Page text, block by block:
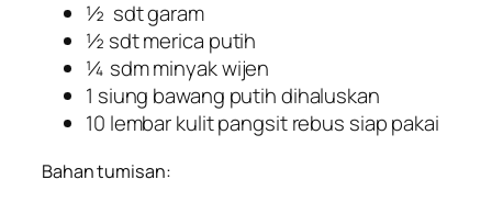
½ sdt garam
½ sdt merica putih
¼ sdm minyak wijen
1 siung bawang putih dihaluskan
10 lembar kulit pangsit rebus siap pakai
Bahan tumisan: